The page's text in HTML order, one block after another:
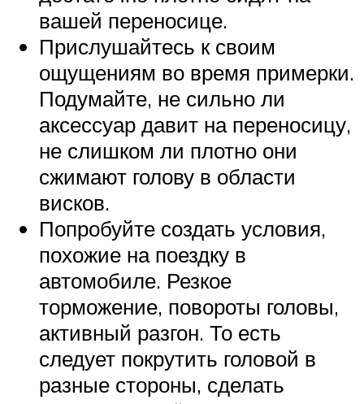
вашей переносице.
Прислушайтесь к своим
ощущениям во время примерки.
Подумайте, не сильно ли
аксессуар давит на переносицу,
не слишком ли плотно они
сжимают голову в области
висков.
Попробуйте создать условия,
похожие на поездку в
автомобиле. Резкое
торможение, повороты головы,
активный разгон. То есть
следует покрутить головой в
разные стороны, сделать